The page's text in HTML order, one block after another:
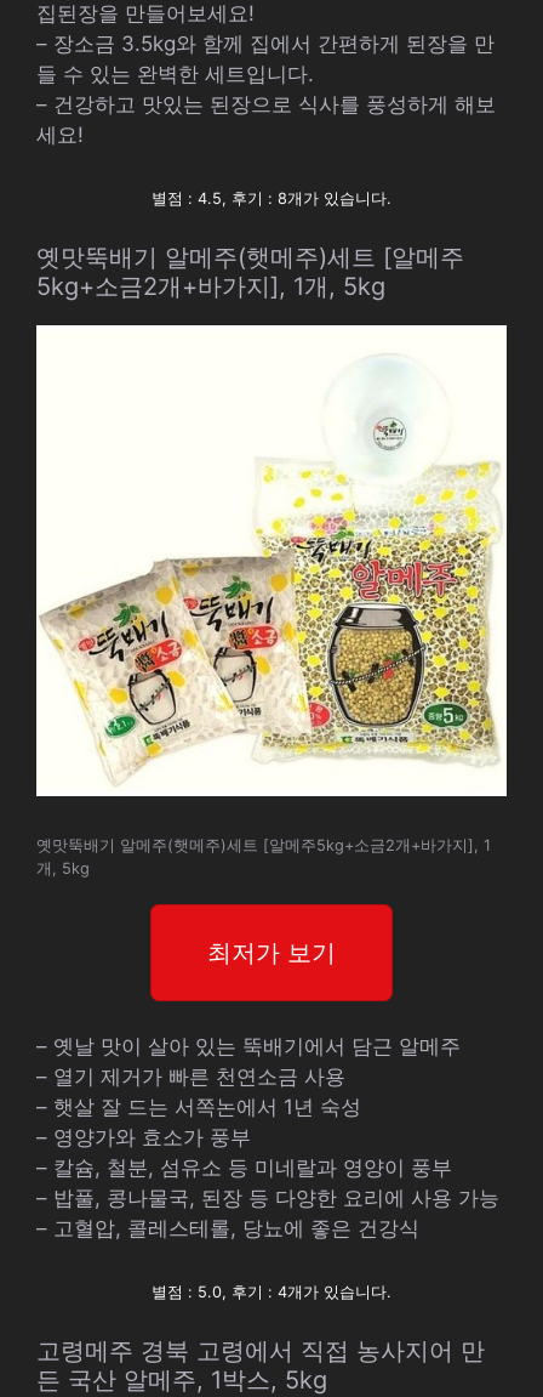
집된장을 만들어보세요!
– 장소금 3.5kg와 함께 집에서 간편하게 된장을 만
들 수 있는 완벽한 세트입니다.
– 건강하고 맛있는 된장으로 식사를 풍성하게 해보
세요!
별점 : 4.5, 후기 : 8개가 있습니다.
옛맛뚝배기 알메주(햇메주)세트 [알메주
5kg+소금2개+바가지], 1개, 5kg
옛맛뚝배기 알메주(햇메주)세트 [알메주5kg+소금2개+바가지], 1
개, 5kg
최저가 보기
– 옛날 맛이 살아 있는 뚝배기에서 담근 알메주
– 열기 제거가 빠른 천연소금 사용
– 햇살 잘 드는 서쪽논에서 1년 숙성
– 영양가와 효소가 풍부
– 칼슘, 철분, 섬유소 등 미네랄과 영양이 풍부
– 밥풀, 콩나물국, 된장 등 다양한 요리에 사용 가능
– 고혈압, 콜레스테롤, 당뇨에 좋은 건강식
별점 : 5.0, 후기 : 4개가 있습니다.
고령메주 경북 고령에서 직접 농사지어 만
든 국산 알메주, 1박스, 5kg